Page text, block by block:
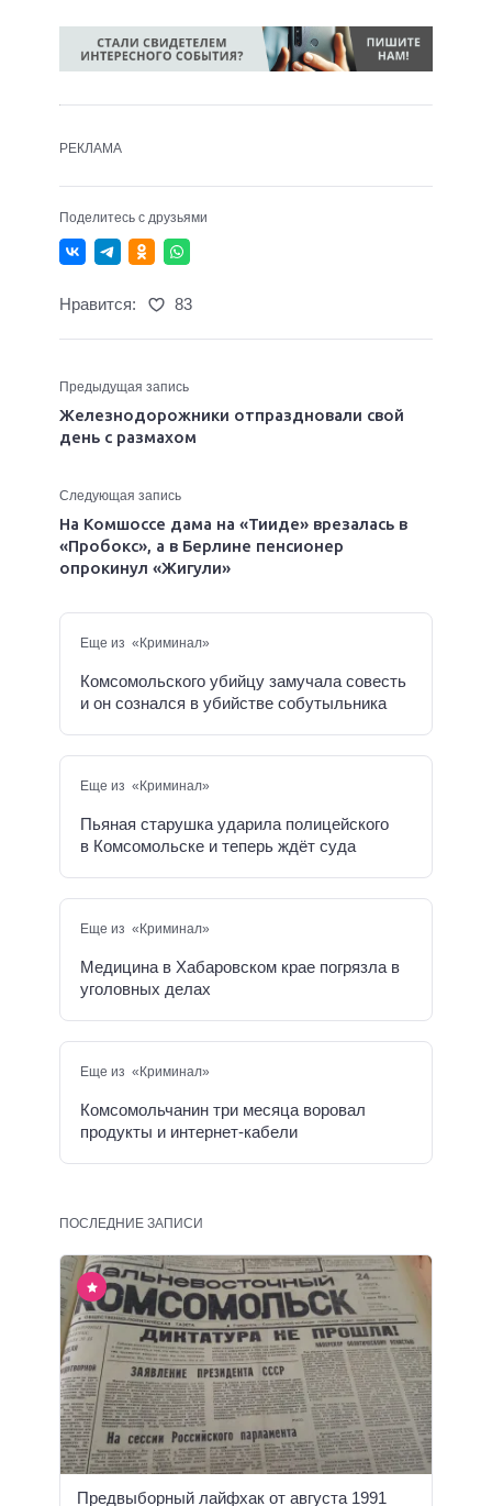
РЕКЛАМА
Поделитесь с друзьями
Нравится: 83
Предыдущая запись
Железнодорожники отпраздновали свой
день с размахом
Следующая запись
На Комшоссе дама на «Тииде» врезалась в
«Пробокс», а в Берлине пенсионер
опрокинул «Жигули»
Еще из «Криминал»
Комсомольского убийцу замучала совесть
и он сознался в убийстве собутыльника
Еще из «Криминал»
Пьяная старушка ударила полицейского
в Комсомольске и теперь ждёт суда
Еще из «Криминал»
Медицина в Хабаровском крае погрязла в
уголовных делах
Еще из «Криминал»
Комсомольчанин три месяца воровал
продукты и интернет-кабели
ПОСЛЕДНИЕ ЗАПИСИ
Предвыборный лайфхак от августа 1991